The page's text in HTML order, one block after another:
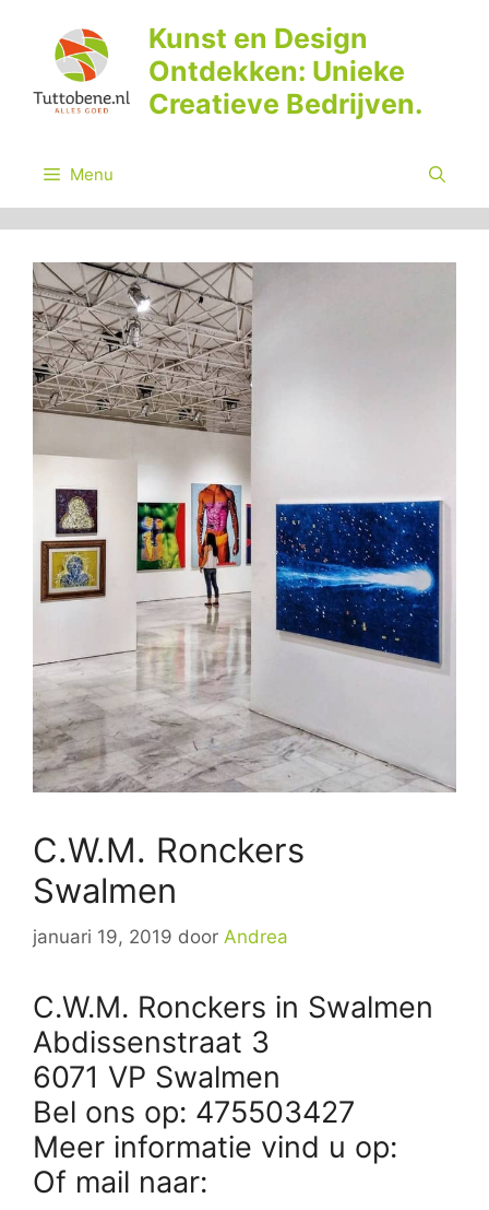
inhoud
Kunst en Design
Ontdekken: Unieke
Creatieve Bedrijven.
Menu
C.W.M. Ronckers
Swalmen
januari 19, 2019 door Andrea
C.W.M. Ronckers in Swalmen
Abdissenstraat 3
6071 VP Swalmen
Bel ons op: 475503427
Meer informatie vind u op:
Of mail naar: